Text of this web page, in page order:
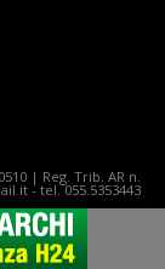
| Reg. Trib. AR n.
- tel. 055.5353443